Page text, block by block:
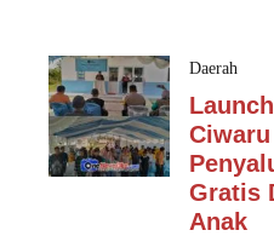
Daerah
Gratis
Anak